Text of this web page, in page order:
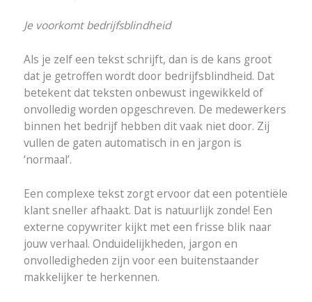
Je voorkomt bedrijfsblindheid
Als je zelf een tekst schrijft, dan is de kans groot
dat je getroffen wordt door bedrijfsblindheid. Dat
betekent dat teksten onbewust ingewikkeld of
onvolledig worden opgeschreven. De medewerkers
binnen het bedrijf hebben dit vaak niet door. Zij
vullen de gaten automatisch in en jargon is
‘normaal’.
Een complexe tekst zorgt ervoor dat een potentiële
klant sneller afhaakt. Dat is natuurlijk zonde! Een
externe copywriter kijkt met een frisse blik naar
jouw verhaal. Onduidelijkheden, jargon en
onvolledigheden zijn voor een buitenstaander
makkelijker te herkennen.